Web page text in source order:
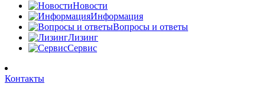
Новости
Информация
Вопросы и ответы
Лизинг
Сервис
Контакты